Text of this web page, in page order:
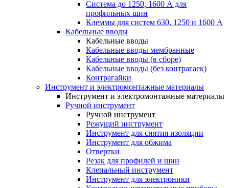
Система до 1250, 1600 А для
профильных шин
Клеммы для систем 630, 1250 и 1600 А
Кабельные вводы
Кабельные вводы
Кабельные вводы мембранные
Кабельные вводы (в сборе)
Кабельные вводы (без контрагаек)
Контрагайки
Инструмент и электромонтажные материалы
Инструмент и электромонтажные материалы
Ручной инструмент
Ручной инструмент
Режущий инструмент
Инструмент для снятия изоляции
Инструмент для обжима
Отвертки
Резак для профилей и шин
Клепальный инструмент
Инструмент для электроники